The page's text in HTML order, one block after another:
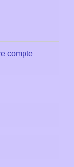
compte